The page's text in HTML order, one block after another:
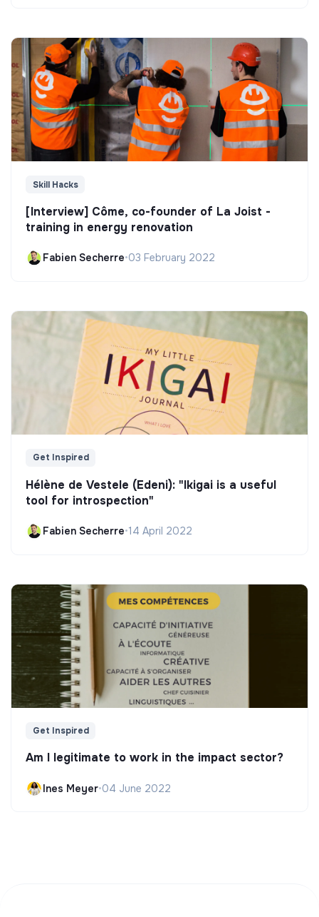
Skill Hacks
[Interview] Côme, co-founder of La Joist -
training in energy renovation
Fabien Secherre•03 February 2022
Get Inspired
Hélène de Vestele (Edeni): "Ikigai is a useful
tool for introspection"
Fabien Secherre•14 April 2022
Get Inspired
Am I legitimate to work in the impact sector?
Ines Meyer•04 June 2022